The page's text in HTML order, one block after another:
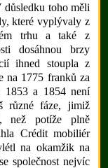
důsledku toho měli
které vyplývaly z
trhu a také z
dosáhnou brzy
ihned stoupla z
na 1775 franků za
1853 a 1854 není
různé fáze, jimiž
než potíže plně
Crédit mobiliér
na okamžik na
společnost nejvíc